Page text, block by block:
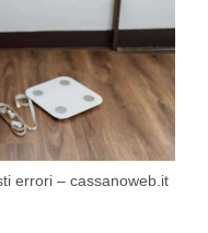
errori – cassanoweb.it